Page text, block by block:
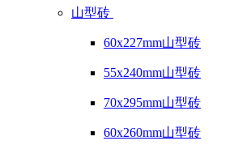
山型砖
60x227mm山型砖
55x240mm山型砖
70x295mm山型砖
60x260mm山型砖